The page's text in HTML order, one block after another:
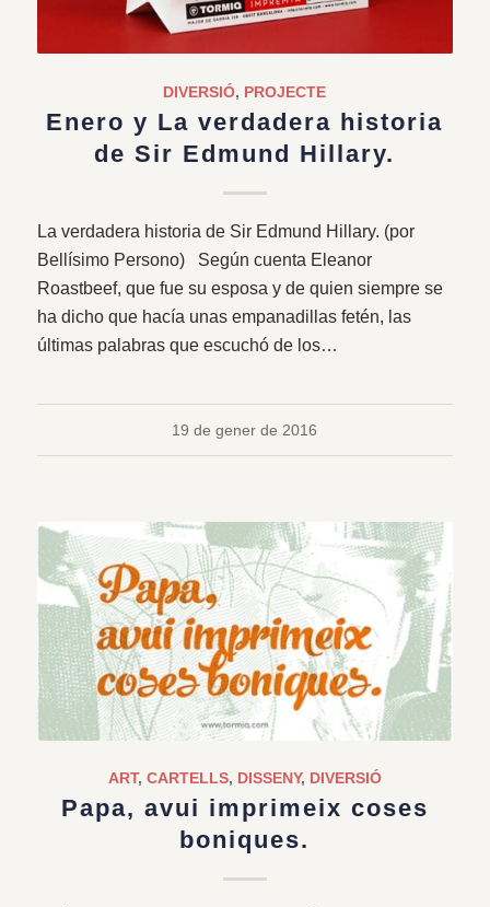
DIVERSIÓ, PROJECTE
Enero y La verdadera historia
de Sir Edmund Hillary.
La verdadera historia de Sir Edmund Hillary. (por
Bellísimo Persono) Según cuenta Eleanor
Roastbeef, que fue su esposa y de quien siempre se
ha dicho que hacía unas empanadillas fetén, las
últimas palabras que escuchó de los…
19 de gener de 2016
ART, CARTELLS, DISSENY, DIVERSIÓ
Papa, avui imprimeix coses
boniques.